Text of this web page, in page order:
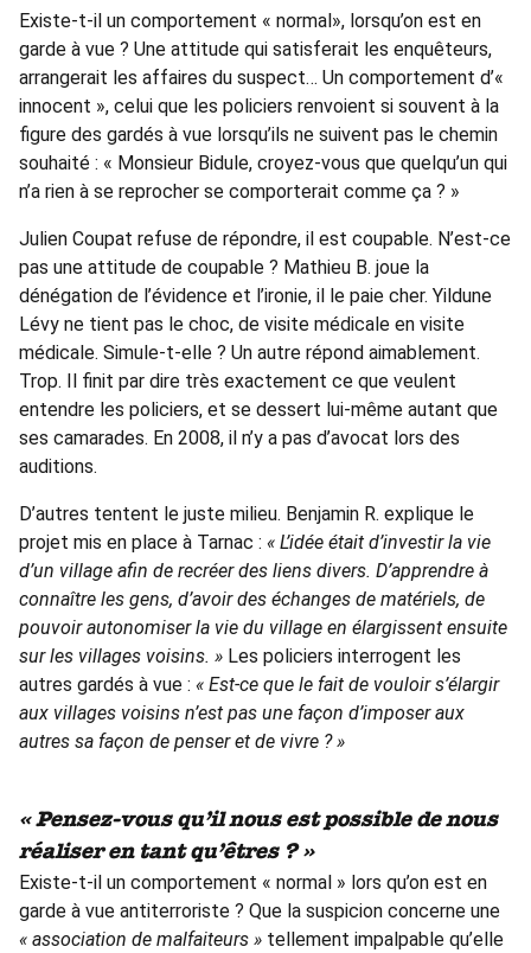
Existe-t-il un comportement « normal», lorsqu’on est en
garde à vue ? Une attitude qui satisferait les enquêteurs,
arrangerait les affaires du suspect… Un comportement d’«
innocent », celui que les policiers renvoient si souvent à la
figure des gardés à vue lorsqu’ils ne suivent pas le chemin
souhaité : « Monsieur Bidule, croyez-vous que quelqu’un qui
n’a rien à se reprocher se comporterait comme ça ? »
Julien Coupat refuse de répondre, il est coupable. N’est-ce
pas une attitude de coupable ? Mathieu B. joue la
dénégation de l’évidence et l’ironie, il le paie cher. Yildune
Lévy ne tient pas le choc, de visite médicale en visite
médicale. Simule-t-elle ? Un autre répond aimablement.
Trop. Il finit par dire très exactement ce que veulent
entendre les policiers, et se dessert lui-même autant que
ses camarades. En 2008, il n’y a pas d’avocat lors des
auditions.
D’autres tentent le juste milieu. Benjamin R. explique le
projet mis en place à Tarnac : « L’idée était d’investir la vie
d’un village afin de recréer des liens divers. D’apprendre à
connaître les gens, d’avoir des échanges de matériels, de
pouvoir autonomiser la vie du village en élargissent ensuite
sur les villages voisins. » Les policiers interrogent les
autres gardés à vue : « Est-ce que le fait de vouloir s’élargir
aux villages voisins n’est pas une façon d’imposer aux
autres sa façon de penser et de vivre ? »
« Pensez-vous qu’il nous est possible de nous
réaliser en tant qu’êtres ? »
Existe-t-il un comportement « normal » lors qu’on est en
garde à vue antiterroriste ? Que la suspicion concerne une
« association de malfaiteurs » tellement impalpable qu’elle